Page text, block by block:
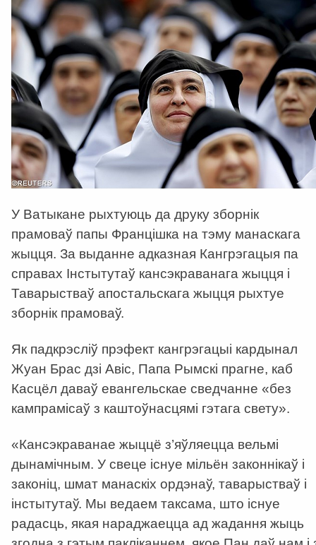
У Ватыкане рыхтуюць да друку зборнік
прамоваў папы Францішка на тэму манаскага
жыцця. За выданне адказная Кангрэгацыя па
справах Інстытутаў кансэкраванага жыцця і
Таварыстваў апостальскага жыцця рыхтуе
зборнік прамоваў.
Як падкрэсліў прэфект кангрэгацыі кардынал
Жуан Брас дзі Авіс, Папа Рымскі прагне, каб
Касцёл даваў евангельскае сведчанне «без
кампрамісаў з каштоўнасцямі гэтага свету».
«Кансэкраванае жыццё з’яўляецца вельмі
дынамічным. У свеце існуе мільён законнікаў і
законіц, шмат манаскіх ордэнаў, таварыстваў і
інстытутаў. Мы ведаем таксама, што існуе
радасць, якая нараджаецца ад жадання жыць